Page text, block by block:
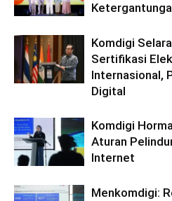
Komdigi
Sertifikasi
Internasional,
Digital
Komdigi
Aturan
Internet
Menkomdigi: